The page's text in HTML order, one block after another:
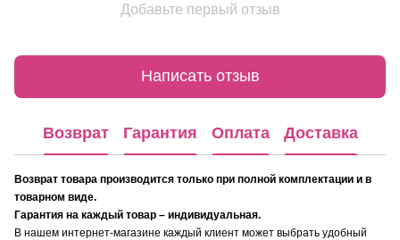
Добавьте первый отзыв
Написать отзыв
Возврат Гарантия Оплата Доставка
Возврат товара производится только при полной комплектации и в
товарном виде.
Гарантия на каждый товар – индивидуальная.
В нашем интернет-магазине каждый клиент может выбрать удобный